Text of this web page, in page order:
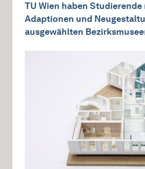
TU Wien haben
Adaptionen und
ausgewählten